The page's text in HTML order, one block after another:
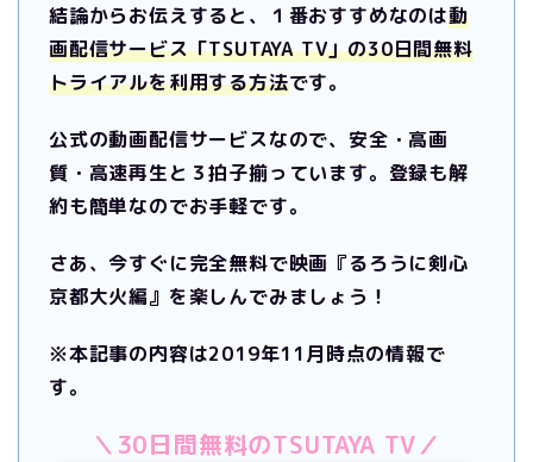
結論からお伝えすると、１番おすすめなのは動
画配信サービス「TSUTAYA TV」の30日間無料
トライアルを利用する方法です。
公式の動画配信サービスなので、安全・高画
質・高速再生と３拍子揃っています。 登録も解
約も簡単なのでお手軽です。
さあ、今すぐに完全無料で映画『るろうに剣心
京都大火編』を楽しんでみましょう！
※本記事の内容は2019年11月時点の情報で
す。
＼30日間無料のTSUTAYA TV／